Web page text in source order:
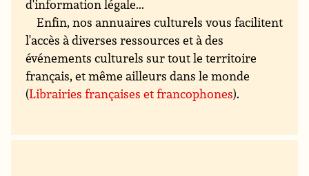
d'information légale...
Enfin, nos annuaires culturels vous facilitent
l'accès à diverses ressources et à des
événements culturels sur tout le territoire
français, et même ailleurs dans le monde
(Librairies françaises et francophones).